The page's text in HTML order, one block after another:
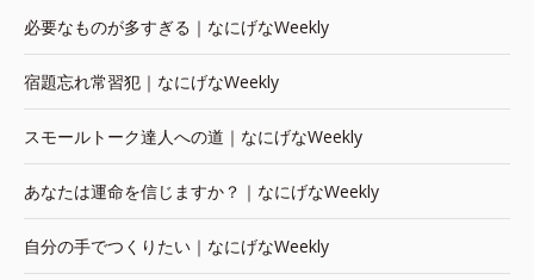
必要なものが多すぎる｜なにげなWeekly
宿題忘れ常習犯｜なにげなWeekly
スモールトーク達人への道｜なにげなWeekly
あなたは運命を信じますか？｜なにげなWeekly
自分の手でつくりたい｜なにげなWeekly